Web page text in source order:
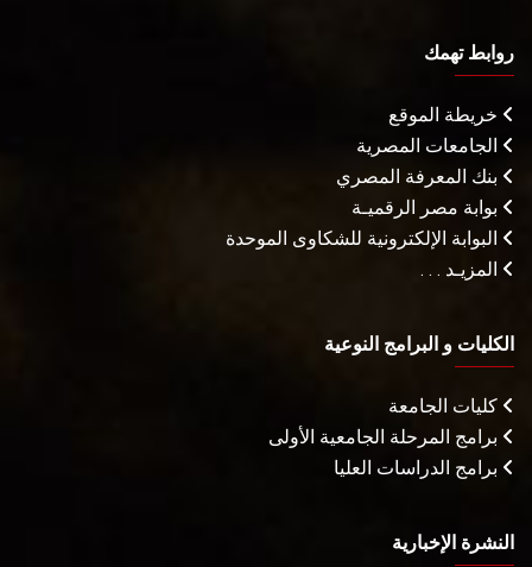
روابط تهمك
خريطة الموقع
الجامعات المصرية
بنك المعرفة المصري
بوابة مصر الرقميـة
البوابة الإلكترونية للشكاوى الموحدة
المزيـد . . .
الكليات و البرامج النوعية
كليات الجامعة
برامج المرحلة الجامعية الأولى
برامج الدراسات العليا
النشرة الإخبارية